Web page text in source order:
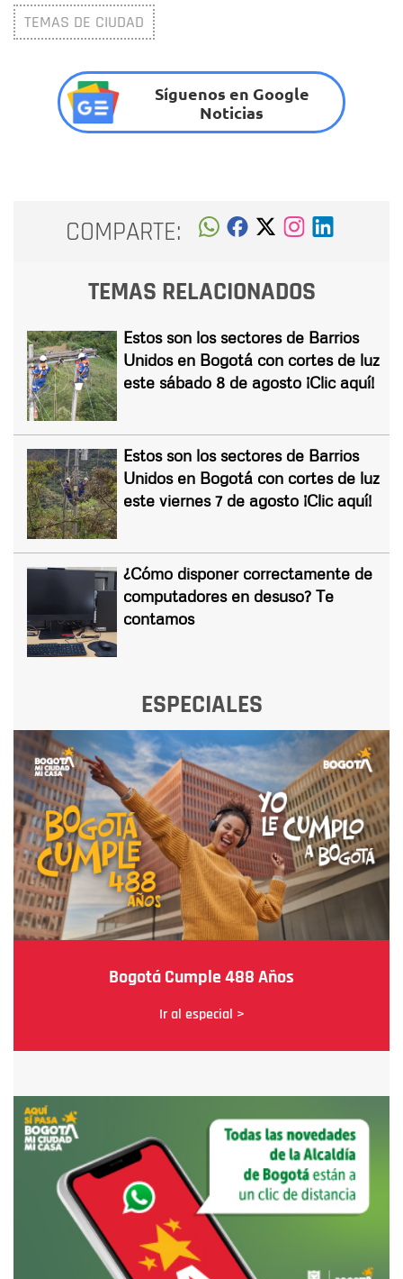
TEMAS DE CIUDAD
Síguenos en Google
Noticias
COMPARTE:
TEMAS RELACIONADOS
Estos son los sectores de Barrios
Unidos en Bogotá con cortes de luz
este sábado 8 de agosto ¡Clic aquí!
Estos son los sectores de Barrios
Unidos en Bogotá con cortes de luz
este viernes 7 de agosto ¡Clic aquí!
¿Cómo disponer correctamente de
computadores en desuso? Te
contamos
ESPECIALES
Bogotá Cumple 488 Años
Ir al especial >